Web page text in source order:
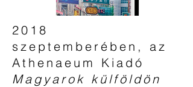
2018
szeptemberében, az
Athenaeum Kiadó
Magyarok külföldön